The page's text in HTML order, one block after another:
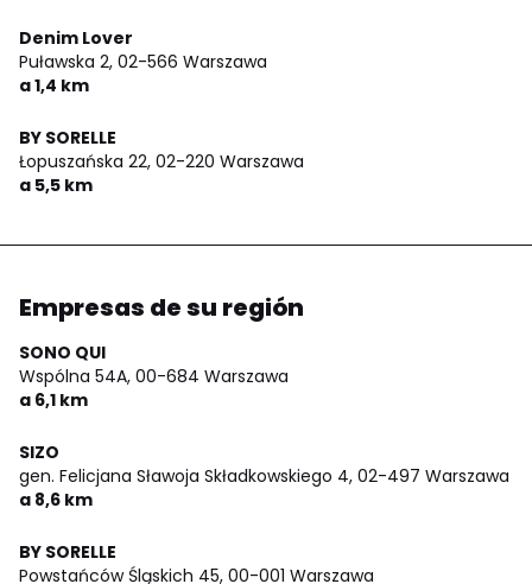
Denim Lover
Puławska 2, 02-566 Warszawa
a 1,4 km
BY SORELLE
Łopuszańska 22, 02-220 Warszawa
a 5,5 km
Empresas de su región
SONO QUI
Wspólna 54A, 00-684 Warszawa
a 6,1 km
SIZO
gen. Felicjana Sławoja Składkowskiego 4, 02-497 Warszawa
a 8,6 km
BY SORELLE
Powstańców Śląskich 45, 00-001 Warszawa